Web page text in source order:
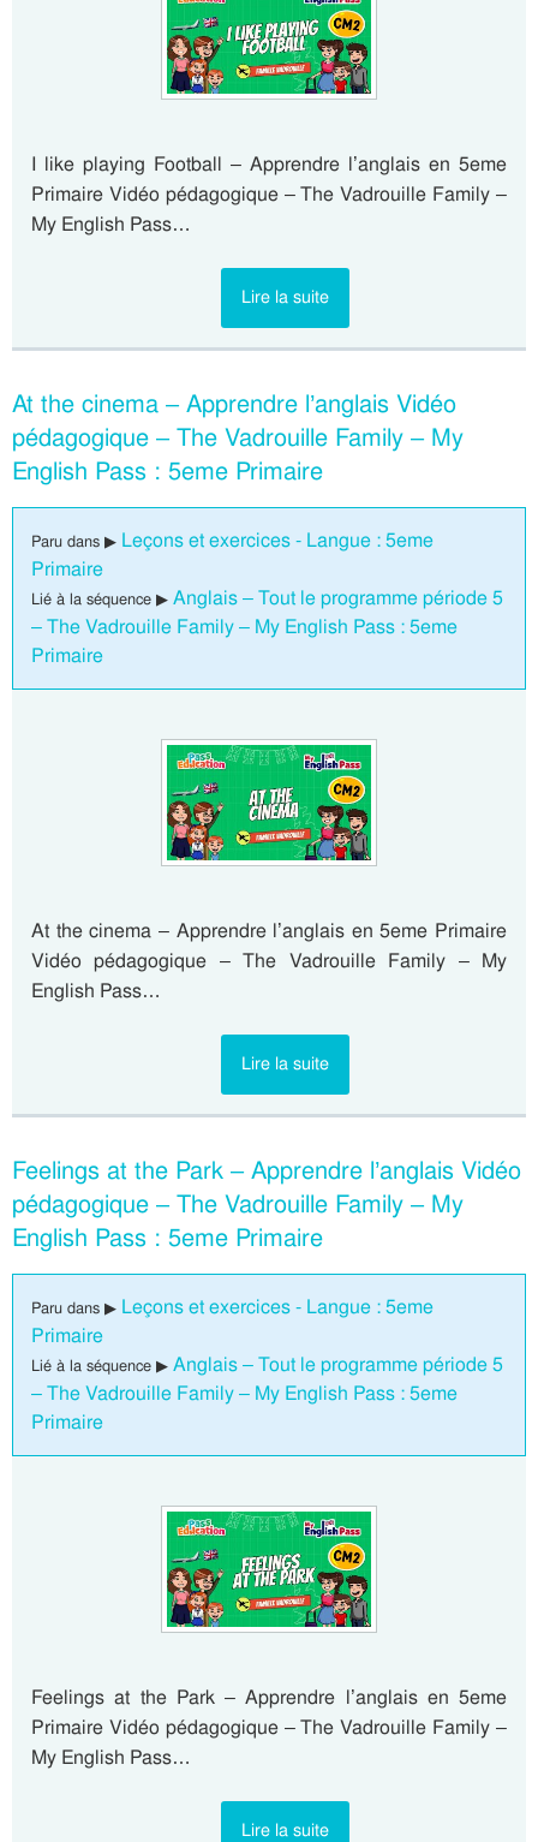
I like playing Football – Apprendre l’anglais en 5eme
Primaire Vidéo pédagogique – The Vadrouille Family –
My English Pass…
Lire la suite
At the cinema – Apprendre l’anglais Vidéo
pédagogique – The Vadrouille Family – My
English Pass : 5eme Primaire
Paru dans ▶ Leçons et exercices - Langue : 5eme
Primaire
Lié à la séquence ▶ Anglais – Tout le programme période 5
– The Vadrouille Family – My English Pass : 5eme
Primaire
At the cinema – Apprendre l’anglais en 5eme Primaire
Vidéo pédagogique – The Vadrouille Family – My
English Pass…
Lire la suite
Feelings at the Park – Apprendre l’anglais Vidéo
pédagogique – The Vadrouille Family – My
English Pass : 5eme Primaire
Paru dans ▶ Leçons et exercices - Langue : 5eme
Primaire
Lié à la séquence ▶ Anglais – Tout le programme période 5
– The Vadrouille Family – My English Pass : 5eme
Primaire
Feelings at the Park – Apprendre l’anglais en 5eme
Primaire Vidéo pédagogique – The Vadrouille Family –
My English Pass…
Lire la suite